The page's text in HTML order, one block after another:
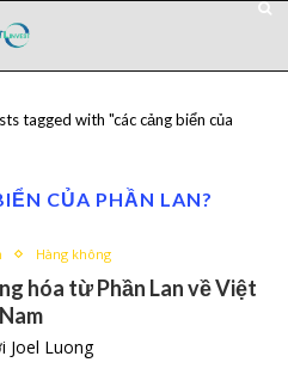
tagged with "các cảng biển của
CỦA PHẦN LAN?
Hàng không
hóa từ Phần Lan về Việt
Nam
Joel Luong